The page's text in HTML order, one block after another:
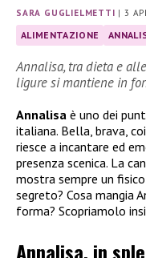
SARA GUGLIELMETTI |3
ALIMENTAZIONE
Annalisa, tra dieta e
ligure si mantiene in
Annalisa è uno dei
italiana. Bella, brava,
riesce a incantare ed
presenza scenica. La
mostra sempre un
segreto? Cosa mangia
forma? Scopriamolo
Annalisa, in